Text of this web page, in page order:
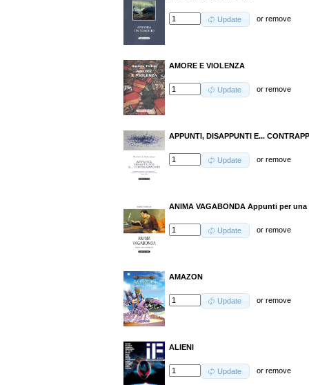
Update orremove
AMORE E VIOLENZA
Update orremove
APPUNTI, DISAPPUNTI E...
Update orremove
ANIMA VAGABONDA Appunti per
Update orremove
AMAZON
Update orremove
ALIENI
Update orremove